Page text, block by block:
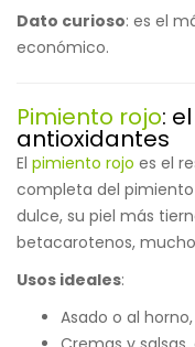
Dato curioso: es el
económico.
Pimiento rojo:
antioxidantes
El pimiento rojo es el
completa del
dulce, su piel más
betacarotenos,
Usos ideales:
Asado o al